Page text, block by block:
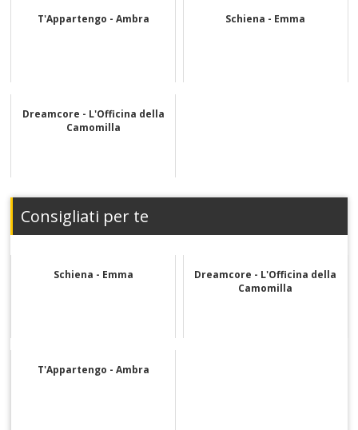
T'Appartengo - Ambra Schiena - Emma
Dreamcore - L'Officina della
Camomilla
Consigliati per te
Schiena - Emma
Dreamcore - L'Officina della
Camomilla
T'Appartengo - Ambra